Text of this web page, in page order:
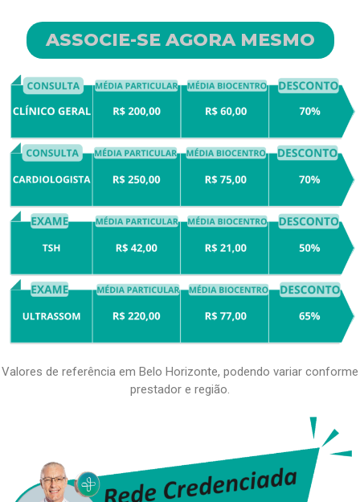
ASSOCIE-SE AGORA MESMO
Valores de referência em Belo Horizonte, podendo variar conforme
prestador e região.